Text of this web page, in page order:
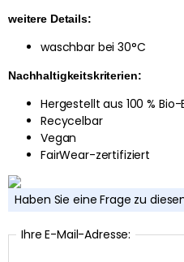
weitere Details:
waschbar bei 30°C
Nachhaltigkeitskriterien:
Hergestellt aus 100 %
Recycelbar
Vegan
FairWear-zertifiziert
Haben Sie eine Frage zu
Ihre E-Mail-Adresse: